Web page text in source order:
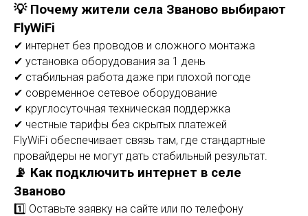
💡 Почему жители села Званово выбирают
FlyWiFi
✔ интернет без проводов и сложного монтажа
✔ установка оборудования за 1 день
✔ стабильная работа даже при плохой погоде
✔ современное сетевое оборудование
✔ круглосуточная техническая поддержка
✔ честные тарифы без скрытых платежей
FlyWiFi обеспечивает связь там, где стандартные
провайдеры не могут дать стабильный результат.
📡 Как подключить интернет в селе
Званово
1️⃣ Оставьте заявку на сайте или по телефону